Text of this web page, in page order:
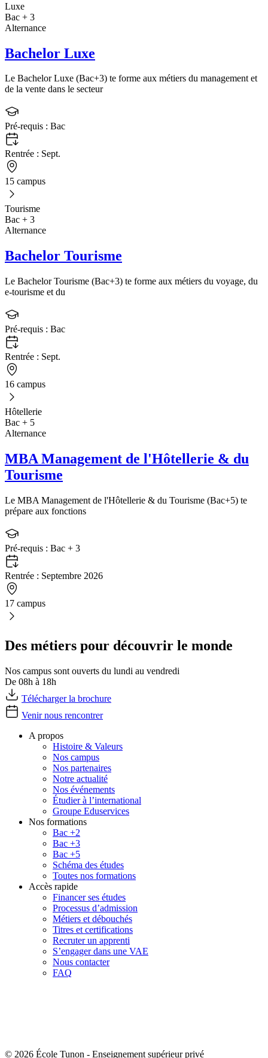
Luxe
Bac + 3
Alternance
Bachelor Luxe
Le Bachelor Luxe (Bac+3) te forme aux métiers du management et
de la vente dans le secteur
Pré-requis : Bac
Rentrée : Sept.
15 campus
Tourisme
Bac + 3
Alternance
Bachelor Tourisme
Le Bachelor Tourisme (Bac+3) te forme aux métiers du voyage, du
e-tourisme et du
Pré-requis : Bac
Rentrée : Sept.
16 campus
Hôtellerie
Bac + 5
Alternance
MBA Management de l'Hôtellerie & du
Tourisme
Le MBA Management de l'Hôtellerie & du Tourisme (Bac+5) te
prépare aux fonctions
Pré-requis : Bac + 3
Rentrée : Septembre 2026
17 campus
Des métiers pour découvrir le monde
Nos campus sont ouverts du lundi au vendredi
De 08h à 18h
Télécharger la brochure
Venir nous rencontrer
A propos
Histoire & Valeurs
Nos campus
Nos partenaires
Notre actualité
Nos événements
Étudier à l’international
Groupe Eduservices
Nos formations
Bac +2
Bac +3
Bac +5
Schéma des études
Toutes nos formations
Accès rapide
Financer ses études
Processus d’admission
Métiers et débouchés
Titres et certifications
Recruter un apprenti
S’engager dans une VAE
Nous contacter
FAQ
© 2026 École Tunon - Enseignement supérieur privé